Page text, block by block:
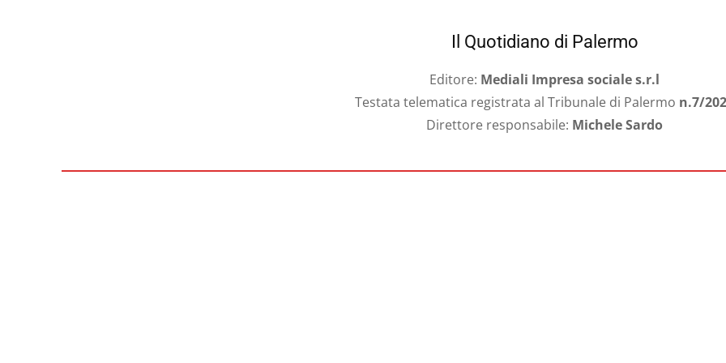
Il Quotidiano di Palermo
Editore: Mediali Impresa sociale s.r.l
Testata telematica registrata al Tribunale di Palermo n.7/
Direttore responsabile: Michele Sardo